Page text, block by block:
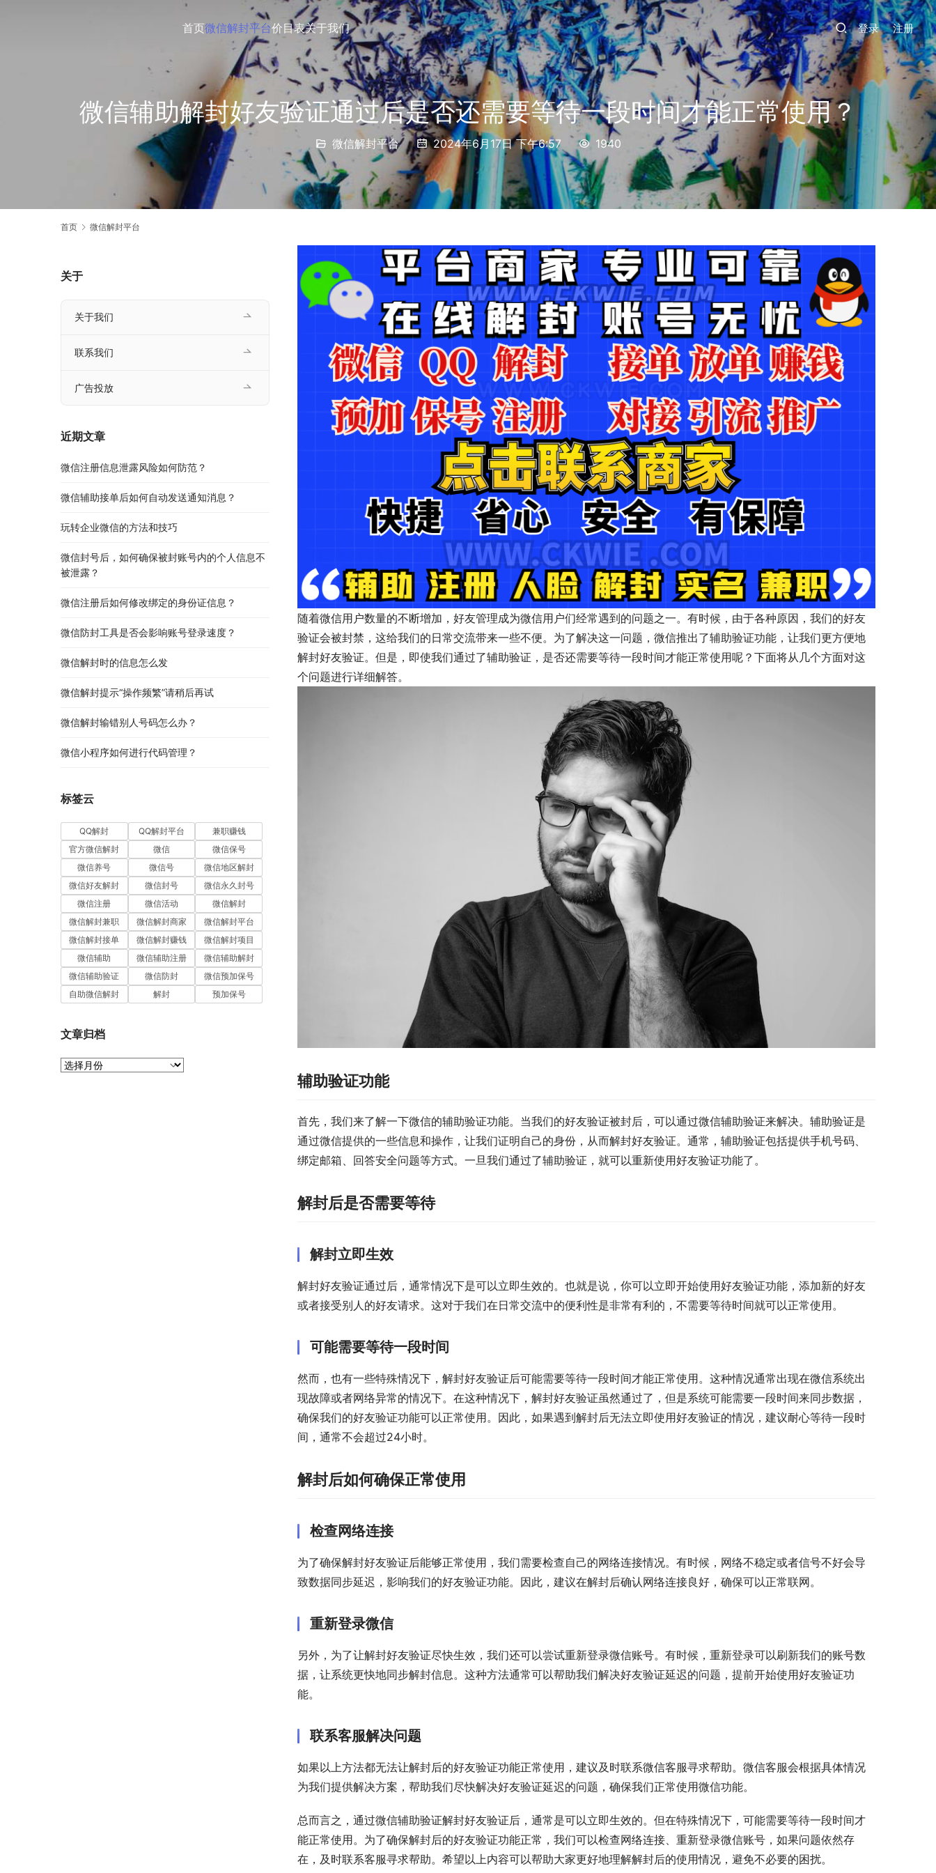
首页微信解封平台价目表关于我们 登录 注册
微信辅助解封好友验证通过后是否还需要等待一段时间才能正常使用？
微信解封平台 2024年6月17日 下午6:57 1940
首页 微信解封平台
随着微信用户数量的不断增加，好友管理成为微信用户们经常遇到的问题之一。有时候，由于各种原因，我们的好友
验证会被封禁，这给我们的日常交流带来一些不便。为了解决这一问题，微信推出了辅助验证功能，让我们更方便地
解封好友验证。但是，即使我们通过了辅助验证，是否还需要等待一段时间才能正常使用呢？下面将从几个方面对这
个问题进行详细解答。
辅助验证功能
首先，我们来了解一下微信的辅助验证功能。当我们的好友验证被封后，可以通过微信辅助验证来解决。辅助验证是
通过微信提供的一些信息和操作，让我们证明自己的身份，从而解封好友验证。通常，辅助验证包括提供手机号码、
绑定邮箱、回答安全问题等方式。一旦我们通过了辅助验证，就可以重新使用好友验证功能了。
解封后是否需要等待
解封立即生效
解封好友验证通过后，通常情况下是可以立即生效的。也就是说，你可以立即开始使用好友验证功能，添加新的好友
或者接受别人的好友请求。这对于我们在日常交流中的便利性是非常有利的，不需要等待时间就可以正常使用。
可能需要等待一段时间
然而，也有一些特殊情况下，解封好友验证后可能需要等待一段时间才能正常使用。这种情况通常出现在微信系统出
现故障或者网络异常的情况下。在这种情况下，解封好友验证虽然通过了，但是系统可能需要一段时间来同步数据，
确保我们的好友验证功能可以正常使用。因此，如果遇到解封后无法立即使用好友验证的情况，建议耐心等待一段时
间，通常不会超过24小时。
解封后如何确保正常使用
检查网络连接
为了确保解封好友验证后能够正常使用，我们需要检查自己的网络连接情况。有时候，网络不稳定或者信号不好会导
致数据同步延迟，影响我们的好友验证功能。因此，建议在解封后确认网络连接良好，确保可以正常联网。
重新登录微信
另外，为了让解封好友验证尽快生效，我们还可以尝试重新登录微信账号。有时候，重新登录可以刷新我们的账号数
据，让系统更快地同步解封信息。这种方法通常可以帮助我们解决好友验证延迟的问题，提前开始使用好友验证功
能。
联系客服解决问题
如果以上方法都无法让解封后的好友验证功能正常使用，建议及时联系微信客服寻求帮助。微信客服会根据具体情况
为我们提供解决方案，帮助我们尽快解决好友验证延迟的问题，确保我们正常使用微信功能。
总而言之，通过微信辅助验证解封好友验证后，通常是可以立即生效的。但在特殊情况下，可能需要等待一段时间才
能正常使用。为了确保解封后的好友验证功能正常，我们可以检查网络连接、重新登录微信账号，如果问题依然存
在，及时联系客服寻求帮助。希望以上内容可以帮助大家更好地理解解封后的使用情况，避免不必要的困扰。
关于
关于我们
联系我们
广告投放
近期文章
微信注册信息泄露风险如何防范？
微信辅助接单后如何自动发送通知消息？
玩转企业微信的方法和技巧
微信封号后，如何确保被封账号内的个人信息不
被泄露？
微信注册后如何修改绑定的身份证信息？
微信防封工具是否会影响账号登录速度？
微信解封时的信息怎么发
微信解封提示“操作频繁”请稍后再试
微信解封输错别人号码怎么办？
微信小程序如何进行代码管理？
标签云
QQ解封 QQ解封平台
兼职赚钱
官方微信解封
微信
微信保号
微信养号
微信号
微信地区解封
微信好友解封
微信封号
微信永久封号
微信注册
微信活动
微信解封
微信解封兼职
微信解封商家
微信解封平台
微信解封接单
微信解封赚钱
微信解封项目
微信辅助
微信辅助注册
微信辅助解封
微信辅助验证
微信防封
微信预加保号
自助微信解封
解封 预加保号
文章归档
文